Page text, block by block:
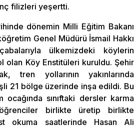
filizleri yeşertti.
dönemin Milli Eğitim Bakanı
Genel Müdürü İsmail Hakkı
ülkemizdeki köylerin
olan Köy Enstitüleri kuruldu. Şehir
tren yollarının yakınlarında
21 bölge üzerinde inşa edildi. Bu
sınıftaki dersler karma
birlikte üretip birlikte
okuma saatlerinde Hasan Ali